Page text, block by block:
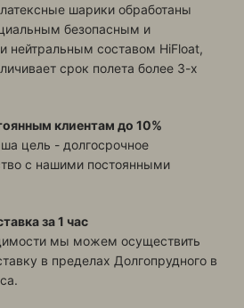
шарики обработаны
безопасным и
нейтральным составом HiFloat,
срок полета более 3-х
клиентам до 10%
цель - долгосрочное
с нашими постоянными
за 1 час
мы можем осуществить
в пределах Долгопрудного в